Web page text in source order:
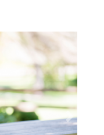
Next